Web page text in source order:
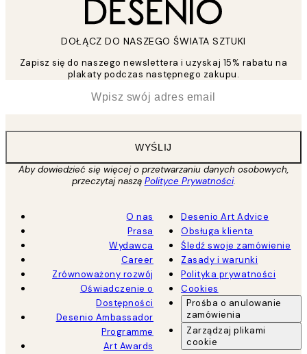
DOŁĄCZ DO NASZEGO ŚWIATA SZTUKI
Zapisz się do naszego newslettera i uzyskaj 15% rabatu na
plakaty podczas następnego zakupu.
WYŚLIJ
Aby dowiedzieć się więcej o przetwarzaniu danych osobowych,
przeczytaj naszą Polityce Prywatności.
O nas
Prasa
Wydawca
Career
Zrównoważony rozwój
Oświadczenie o
Dostępności
Desenio Ambassador
Programme
Art Awards
Desenio Art Advice
Obsługa klienta
Śledź swoje zamówienie
Zasady i warunki
Polityka prywatności
Cookies
Prośba o anulowanie
zamówienia
Zarządzaj plikami
cookie